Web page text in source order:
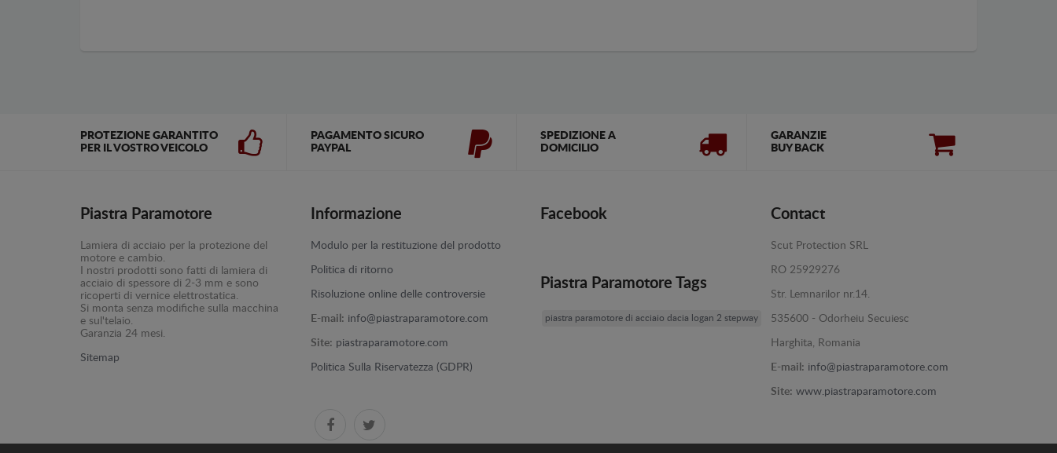
PROTEZIONE GARANTITO
PER IL VOSTRO VEICOLO
PAGAMENTO SICURO
PAYPAL
SPEDIZIONE A
DOMICILIO
GARANZIE
BUY BACK
Piastra Paramotore
Lamiera di acciaio per la protezione del
motore e cambio.
I nostri prodotti sono fatti di lamiera di
acciaio di spessore di 2-3 mm e sono
ricoperti di vernice elettrostatica.
Si monta senza modifiche sulla macchina
e sul'telaio.
Garanzia 24 mesi.
Sitemap
Informazione
Modulo per la restituzione del prodotto
Politica di ritorno
Risoluzione online delle controversie
E-mail: info@piastraparamotore.com
Site: piastraparamotore.com
Politica Sulla Riservatezza (GDPR)
Facebook
Piastra Paramotore Tags
piastra paramotore di acciaio dacia logan 2 stepway
Contact
Scut Protection SRL
RO 25929276
Str. Lemnarilor nr.14.
535600 - Odorheiu Secuiesc
Harghita, Romania
E-mail: info@piastraparamotore.com
Site: www.piastraparamotore.com